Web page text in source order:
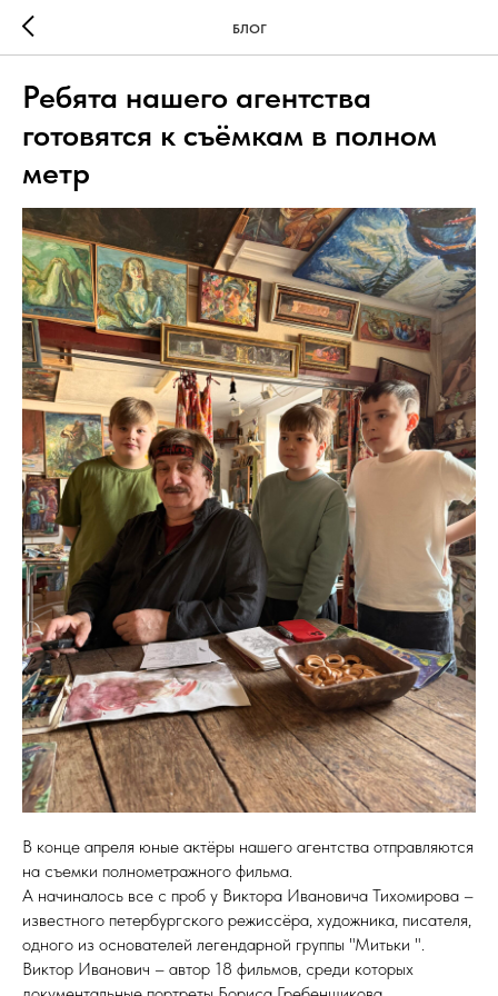
БЛОГ
Ребята нашего агентства
готовятся к съёмкам в полном
метр
В конце апреля юные актёры нашего агентства отправляются
на съемки полнометражного фильма.
А начиналось все с проб у Виктора Ивановича Тихомирова –
известного петербургского режиссёра, художника, писателя,
одного из основателей легендарной группы "Митьки ".
Виктор Иванович – автор 18 фильмов, среди которых